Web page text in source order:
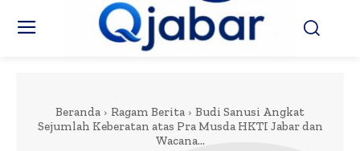
Beranda Ragam Berita
Budi Sanusi Angkat
Sejumlah Keberatan atas Pra Musda HKTI Jabar dan
Wacana...